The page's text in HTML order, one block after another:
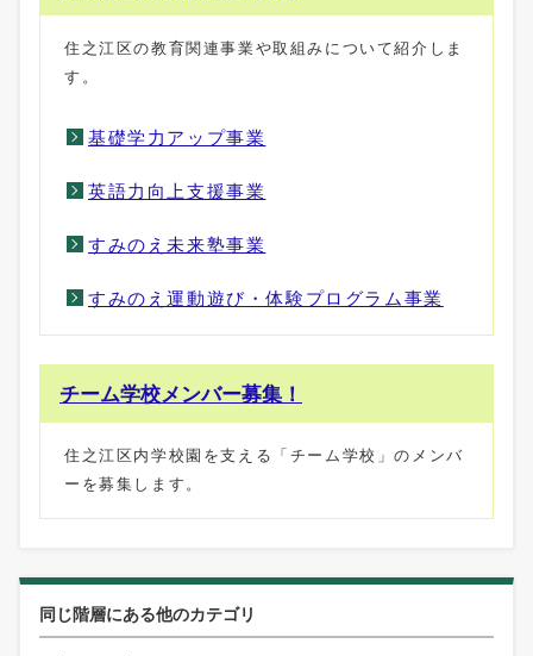
住之江区の教育関連事業や取組みについて紹介しま
す。
基礎学力アップ事業
英語力向上支援事業
すみのえ未来塾事業
すみのえ運動遊び・体験プログラム事業
チーム学校メンバー募集！
住之江区内学校園を支える「チーム学校」のメンバ
ーを募集します。
同じ階層にある他のカテゴリ